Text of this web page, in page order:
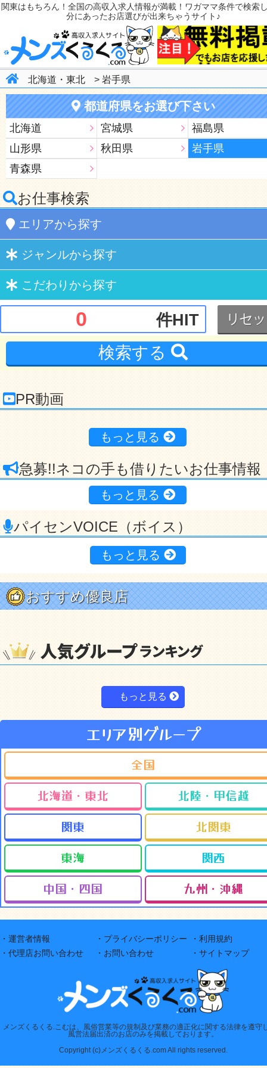
関東はもちろん！全国の高収入求人情報が満載！ワガママ条件で検索
分にあったお店選びが出来ちゃうサイト♪
北海道・東北 > 岩手県
都道府県をお選び下さい
北海道 宮城県
福島県
山形県
秋田県
岩手県
青森県
お仕事検索
エリアから探す
ジャンルから探す
こだわり から探す
0 件HIT
検索する
PR動画
もっと見る
急募!!ネコの手も借りたいお仕事情報
もっと見る
パイセンVOICE（ボイス）
もっと見る
おすすめ優良店
もっと見る
エリア別グループ
全国
北海道・東北
北陸・甲信越
関東
北関東
東海
関西
中国・四国
九州・沖縄
・運営者情報
・代理店お問い合わせ
・プライバシーポリシー
・お問い合わせ
・利用規約
・サイトマップ
メンズくるくる.こむは、風俗営業等の規制及び業務の適正化に関する法律を遵守
風営法届出済のお店のみを掲載しております。
Copyright (c)メンズくるくる.com All rights reserved.